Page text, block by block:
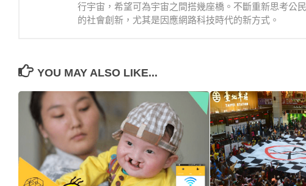
行宇宙，希望可為宇宙之間搭幾座橋。不斷重新思考公
的社會創新，尤其是因應網路科技時代的新方式。
YOU MAY ALSO LIKE...